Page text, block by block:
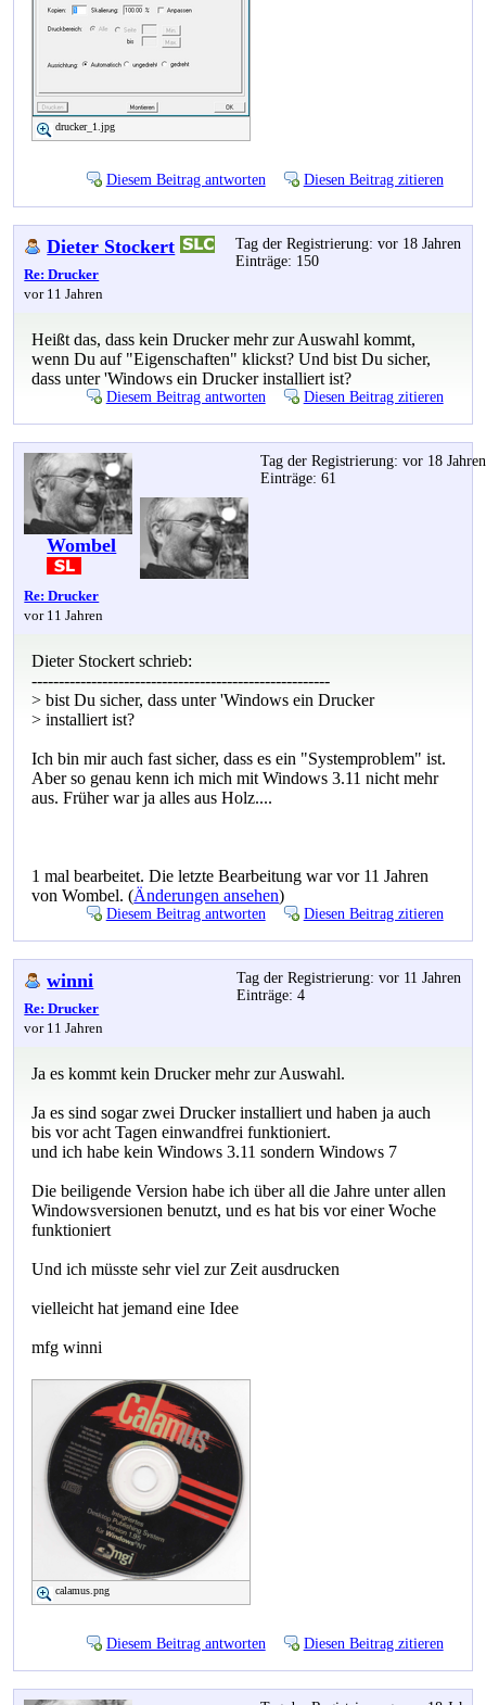
drucker_1.jpg
Diesem Beitrag antworten Diesen Beitrag zitieren
Dieter Stockert
Re: Drucker
vor 11 Jahren
Tag der Registrierung: vor 18 Jahren
Einträge: 150
Heißt das, dass kein Drucker mehr zur Auswahl kommt,
wenn Du auf "Eigenschaften" klickst? Und bist Du sicher,
dass unter 'Windows ein Drucker installiert ist?
Diesem Beitrag antworten Diesen Beitrag zitieren
Wombel
Re: Drucker
vor 11 Jahren
Tag der Registrierung: vor 18 Jahren
Einträge: 61
Dieter Stockert schrieb:
-------------------------------------------------------
> bist Du sicher, dass unter 'Windows ein Drucker
> installiert ist?
Ich bin mir auch fast sicher, dass es ein "Systemproblem" ist.
Aber so genau kenn ich mich mit Windows 3.11 nicht mehr
aus. Früher war ja alles aus Holz....
1 mal bearbeitet. Die letzte Bearbeitung war vor 11 Jahren
von Wombel. (Änderungen ansehen)
Diesem Beitrag antworten Diesen Beitrag zitieren
winni
Re: Drucker
vor 11 Jahren
Tag der Registrierung: vor 11 Jahren
Einträge: 4
Ja es kommt kein Drucker mehr zur Auswahl.
Ja es sind sogar zwei Drucker installiert und haben ja auch
bis vor acht Tagen einwandfrei funktioniert.
und ich habe kein Windows 3.11 sondern Windows 7
Die beiligende Version habe ich über all die Jahre unter allen
Windowsversionen benutzt, und es hat bis vor einer Woche
funktioniert
Und ich müsste sehr viel zur Zeit ausdrucken
vielleicht hat jemand eine Idee
mfg winni
calamus.png
Diesem Beitrag antworten Diesen Beitrag zitieren